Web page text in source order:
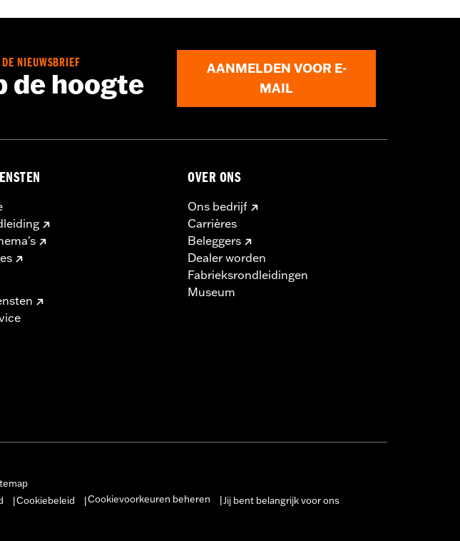
NIEUWSBRIEF
de hoogte
AANMELDEN VOOR E-
MAIL
OVER ONS
Ons bedrijf
Carrières
Beleggers
Dealer worden
Fabrieksrondleidingen
Museum
Cookiebeleid Cookievoorkeuren beheren Jij bent belangrijk voor ons